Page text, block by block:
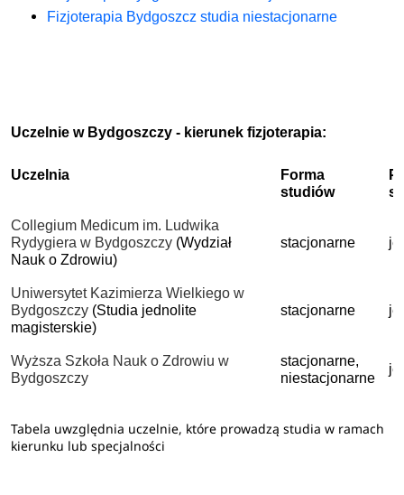
Fizjoterapia Bydgoszcz studia niestacjonarne
Uczelnie w Bydgoszczy - kierunek fizjoterapia:
Uczelnia
Forma
studiów
Collegium Medicum im. Ludwika
Rydygiera w Bydgoszczy (Wydział
Nauk o Zdrowiu)
stacjonarne
Uniwersytet Kazimierza Wielkiego w
Bydgoszczy (Studia jednolite
magisterskie)
stacjonarne
Wyższa Szkoła Nauk o Zdrowiu w
Bydgoszczy
stacjonarne,
niestacjonarne
Tabela uwzględnia uczelnie, które prowadzą studia w ramach
kierunku lub specjalności